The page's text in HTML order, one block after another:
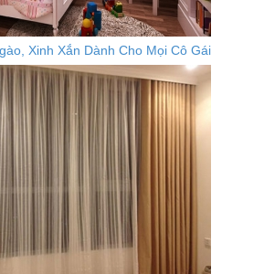
Xinh Xắn Dành Cho Mọi Cô Gái